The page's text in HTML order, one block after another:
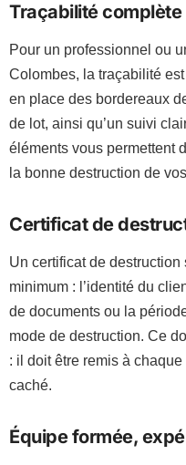
Traçabilité
Pour un professionnel ou
Colombes, la traçabilité
en place des bordereaux
de lot, ainsi qu’un suivi
éléments vous permettent
la bonne destruction de
Certificat de
Un certificat de
minimum : l’identité du
de documents ou la
mode de destruction. Ce
: il doit être remis à
caché.
Équipe formée,